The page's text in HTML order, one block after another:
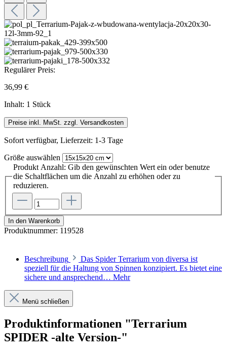
Regulärer Preis:
36,99 €
Inhalt: 1 Stück
Preise inkl. MwSt. zzgl. Versandkosten
Sofort verfügbar, Lieferzeit: 1-3 Tage
Größe auswählen
Produkt Anzahl: Gib den gewünschten Wert ein oder benutze
die Schaltflächen um die Anzahl zu erhöhen oder zu
reduzieren.
In den Warenkorb
Produktnummer: 119528
Beschreibung
Das Spider Terrarium von diversa ist
speziell für die Haltung von Spinnen konzipiert. Es bietet eine
sichere und ansprechend… Mehr
Menü schließen
Produktinformationen "Terrarium
SPIDER -alte Version-"